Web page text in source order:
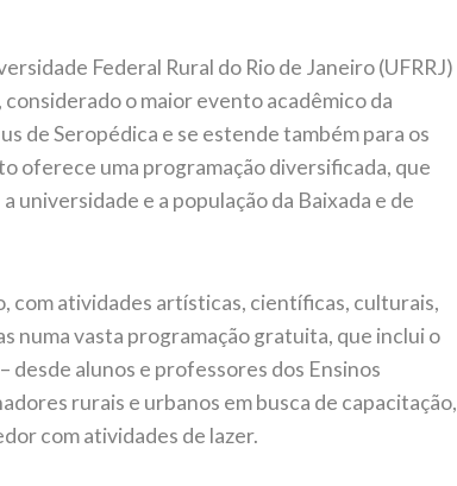
Federal Rural do Rio de Janeiro (UFRRJ)
considerado o maior evento acadêmico da
de Seropédica e se estende também para os
oferece uma programação diversificada, que
e a população da Baixada e de
com atividades artísticas, científicas, culturais,
numa vasta programação gratuita, que inclui o
desde alunos e professores dos Ensinos
rurais e urbanos em busca de capacitação,
com atividades de lazer.